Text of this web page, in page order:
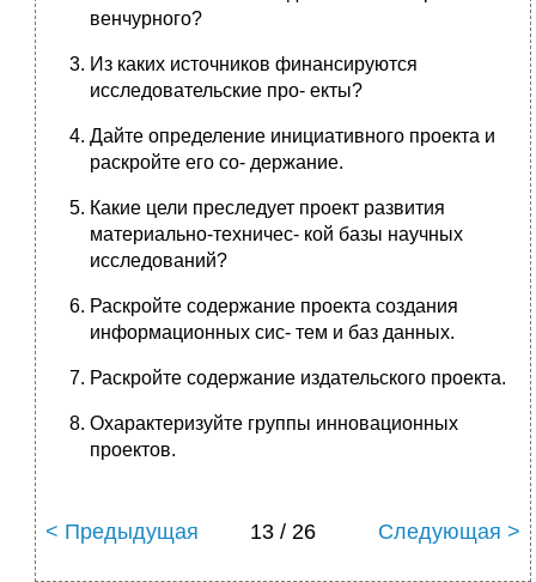
венчурного?
Из каких источников финансируются
исследовательские про- екты?
Дайте определение инициативного проекта и
раскройте его со- держание.
Какие цели преследует проект развития
материально-техничес- кой базы научных
исследований?
Раскройте содержание проекта создания
информационных сис- тем и баз данных.
Раскройте содержание издательского проекта.
Охарактеризуйте группы инновационных
проектов.
< Предыдущая 13 / 26 Следующая >